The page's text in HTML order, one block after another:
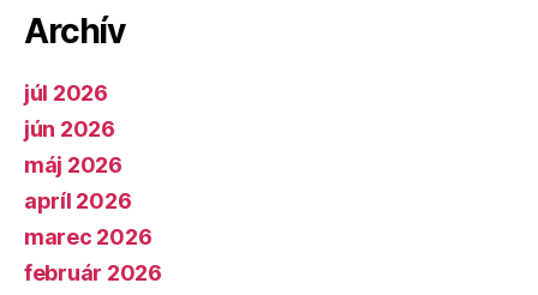
Archív
júl 2026
jún 2026
máj 2026
apríl 2026
marec 2026
február 2026